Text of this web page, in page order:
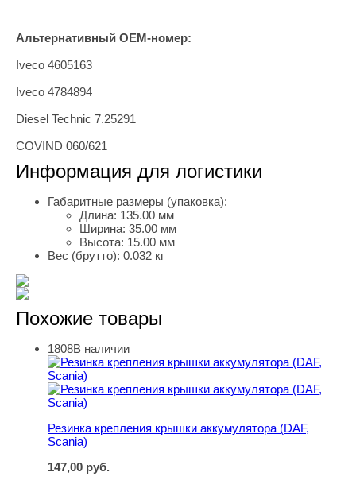
Альтернативный OEM-номер:
Iveco 4605163
Iveco 4784894
Diesel Technic 7.25291
COVIND 060/621
Информация для логистики
Габаритные размеры (упаковка):
Длина: 135.00 мм
Ширина: 35.00 мм
Высота: 15.00 мм
Вес (брутто): 0.032 кг
Похожие товары
Резинка крепления крышки аккумулятора (DAF, Scania)
1808В наличии
Резинка крепления крышки аккумулятора (DAF,
Scania)
147,00 руб.